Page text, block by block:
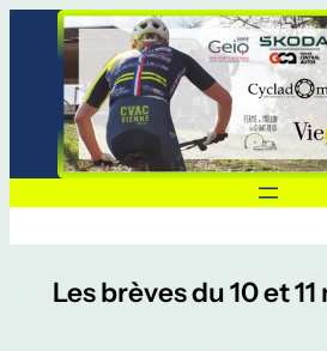
contenu
Les brèves du 10 et